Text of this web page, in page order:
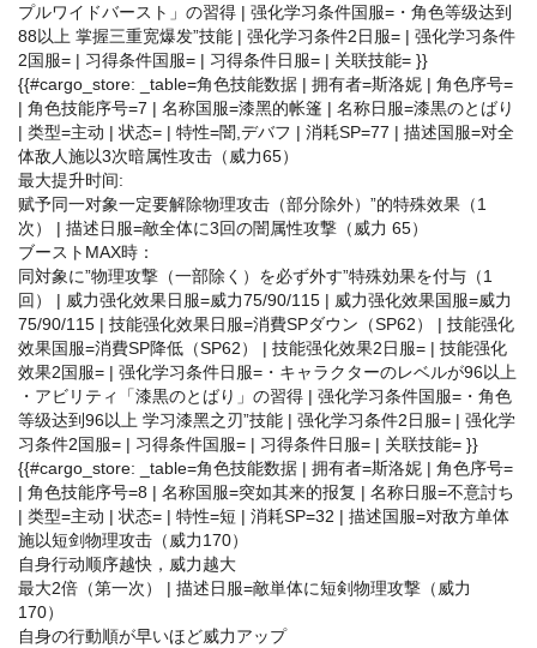
プルワイドバースト」の習得 | 强化学习条件国服=・角色等级达到
88以上 掌握三重宽爆发”技能 | 强化学习条件2日服= | 强化学习条件
2国服= | 习得条件国服= | 习得条件日服= | 关联技能= }}
{{#cargo_store: _table=角色技能数据 | 拥有者=斯洛妮 | 角色序号=
| 角色技能序号=7 | 名称国服=漆黑的帐篷 | 名称日服=漆黒のとばり
| 类型=主动 | 状态= | 特性=闇,デバフ | 消耗SP=77 | 描述国服=对全
体敌人施以3次暗属性攻击（威力65）
最大提升时间:
赋予同一对象一定要解除物理攻击（部分除外）”的特殊效果（1
次） | 描述日服=敵全体に3回の闇属性攻撃（威力 65）
ブーストMAX時：
同対象に”物理攻撃（一部除く）を必ず外す”特殊効果を付与（1
回） | 威力强化效果日服=威力75/90/115 | 威力强化效果国服=威力
75/90/115 | 技能强化效果日服=消費SPダウン（SP62） | 技能强化
效果国服=消費SP降低（SP62） | 技能强化效果2日服= | 技能强化
效果2国服= | 强化学习条件日服=・キャラクターのレベルが96以上
・アビリティ「漆黒のとばり」の習得 | 强化学习条件国服=・角色
等级达到96以上 学习漆黑之刃”技能 | 强化学习条件2日服= | 强化学
习条件2国服= | 习得条件国服= | 习得条件日服= | 关联技能= }}
{{#cargo_store: _table=角色技能数据 | 拥有者=斯洛妮 | 角色序号=
| 角色技能序号=8 | 名称国服=突如其来的报复 | 名称日服=不意討ち
| 类型=主动 | 状态= | 特性=短 | 消耗SP=32 | 描述国服=对敌方单体
施以短剑物理攻击（威力170）
自身行动顺序越快，威力越大
最大2倍（第一次） | 描述日服=敵単体に短剣物理攻撃（威力
170）
自身の行動順が早いほど威力アップ